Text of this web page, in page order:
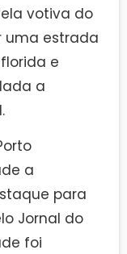
votiva do
uma estrada
e
a
a
para
Jornal do
foi